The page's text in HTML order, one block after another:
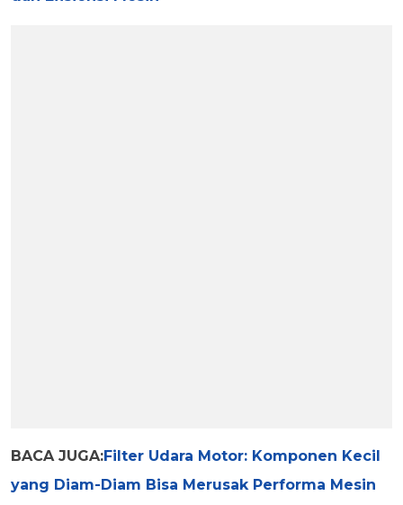
BACA JUGA:Filter Udara Motor: Komponen Kecil
yang Diam-Diam Bisa Merusak Performa Mesin